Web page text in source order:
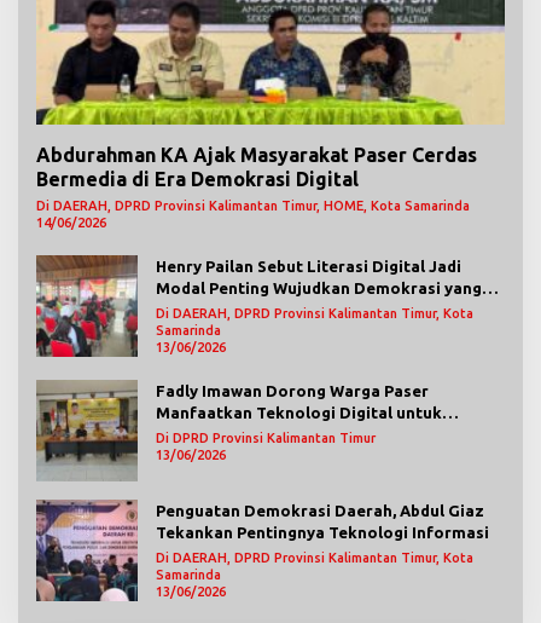
Abdurahman KA Ajak Masyarakat Paser Cerdas
Bermedia di Era Demokrasi Digital
Di DAERAH, DPRD Provinsi Kalimantan Timur, HOME, Kota Samarinda
14/06/2026
Henry Pailan Sebut Literasi Digital Jadi
Modal Penting Wujudkan Demokrasi yang
Lebih Terbuka
Di DAERAH, DPRD Provinsi Kalimantan Timur, Kota
Samarinda
13/06/2026
Fadly Imawan Dorong Warga Paser
Manfaatkan Teknologi Digital untuk
Mengawasi Jalannya Pemerintahan
Di DPRD Provinsi Kalimantan Timur
13/06/2026
Penguatan Demokrasi Daerah, Abdul Giaz
Tekankan Pentingnya Teknologi Informasi
Di DAERAH, DPRD Provinsi Kalimantan Timur, Kota
Samarinda
13/06/2026